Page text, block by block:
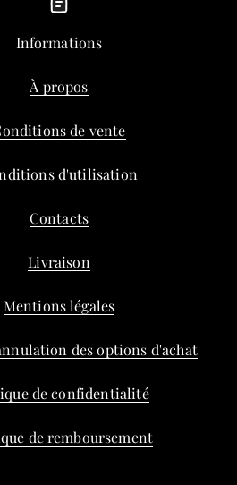
Informations
À propos
de vente
d'utilisation
Contacts
Livraison
Mentions légales
des options d'achat
de confidentialité
de remboursement